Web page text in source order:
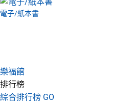
電子/紙本書
樂福館
排行榜
綜合排行榜 GO